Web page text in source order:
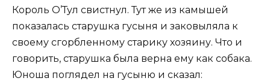
Король О’Тул свистнул. Тут же из камышей
показалась старушка гусыня и заковыляла к
своему сгорбленному старику хозяину. Что и
говорить, старушка была верна ему как собака.
Юноша поглядел на гусыню и сказал: